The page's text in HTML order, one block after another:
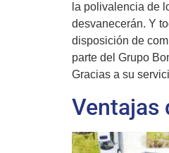
la polivalencia de
desvanecerán. Y
disposición de
parte del Grupo
Gracias a su
Ventajas